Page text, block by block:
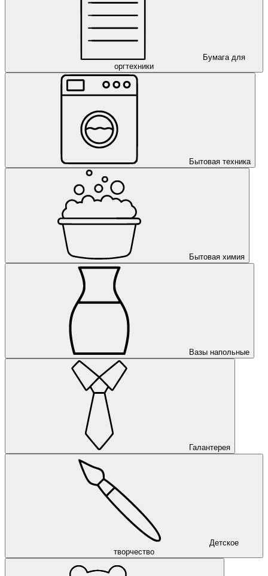
Бумага для
оргтехники
Бытовая техника
Бытовая химия
Вазы напольные
Галантерея
Детское
творчество